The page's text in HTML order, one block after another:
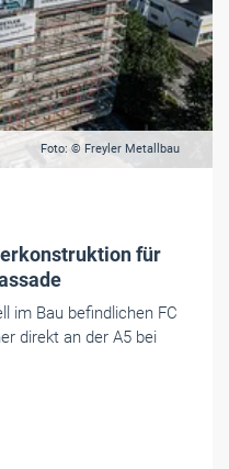
Foto: © Freyler Metallbau
für
im Bau befindlichen FC
direkt an der A5 bei